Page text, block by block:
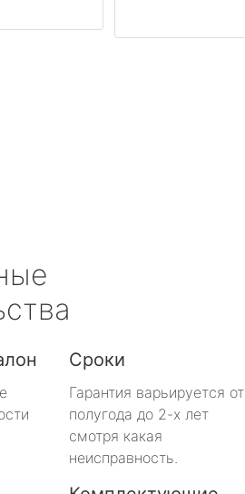
Сроки
Гарантия варьируется от
полугода до 2-х лет
смотря какая
неисправность.